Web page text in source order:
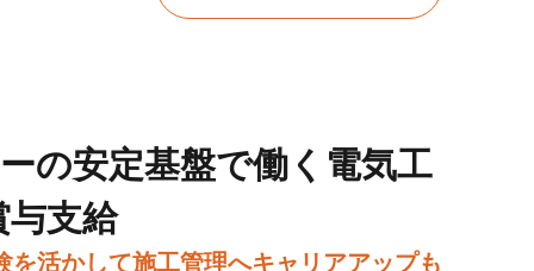
の安定基盤で働く電気工
支給
活かして施工管理へキャリアアップも